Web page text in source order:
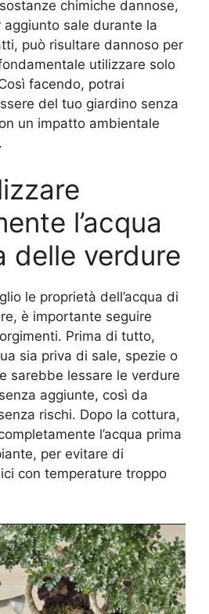
chimiche dannose,
sale durante la
può risultare dannoso per
utilizzare solo
facendo, potrai
del tuo giardino senza
un impatto ambientale
l’acqua
delle verdure
le proprietà dell’acqua di
è importante seguire
Prima di tutto,
sia priva di sale, spezie o
sarebbe lessare le verdure
aggiunte, così da
rischi. Dopo la cottura,
l’acqua prima
per evitare di
con temperature troppo